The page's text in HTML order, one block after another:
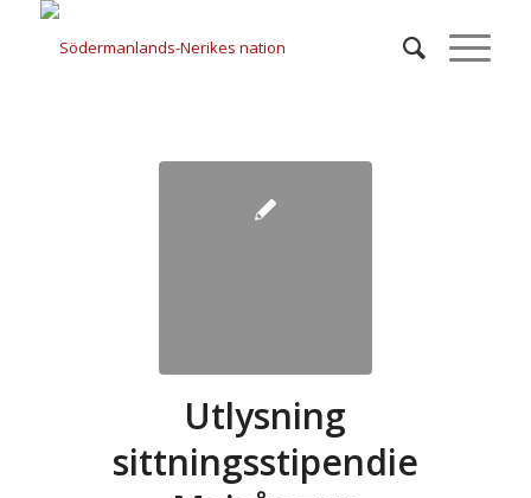
Utlysning
sittningsstipendie